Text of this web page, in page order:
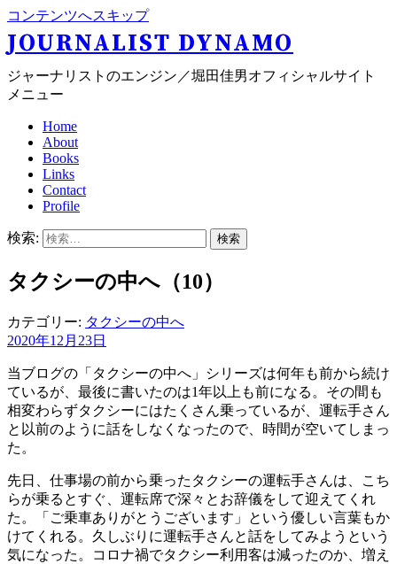
コンテンツへスキップ
JOURNALIST DYNAMO
ジャーナリストのエンジン／堀田佳男オフィシャルサイト
メニュー
Home
About
Books
Links
Contact
Profile
検索:
タクシーの中へ（10）
カテゴリー: タクシーの中へ
2020年12月23日
当ブログの「タクシーの中へ」シリーズは何年も前から続け
ているが、最後に書いたのは1年以上も前になる。その間も
相変わらずタクシーにはたくさん乗っているが、運転手さん
と以前のように話をしなくなったので、時間が空いてしまっ
た。
先日、仕事場の前から乗ったタクシーの運転手さんは、こち
らが乗るとすぐ、運転席で深々とお辞儀をして迎えてくれ
た。「ご乗車ありがとうございます」という優しい言葉もか
けてくれる。久しぶりに運転手さんと話をしてみようという
気になった。コロナ禍でタクシー利用客は減ったのか、増え